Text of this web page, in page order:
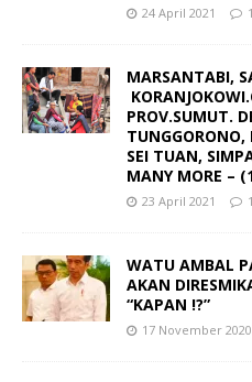
24 April 2021
MARSANTABI,
PROV.SUMUT.
TUNGGORONO,
SEI TUAN,
MANY MORE –
23 April 2021
WATU AMBAL
AKAN
“KAPAN !?”
17 November 2020